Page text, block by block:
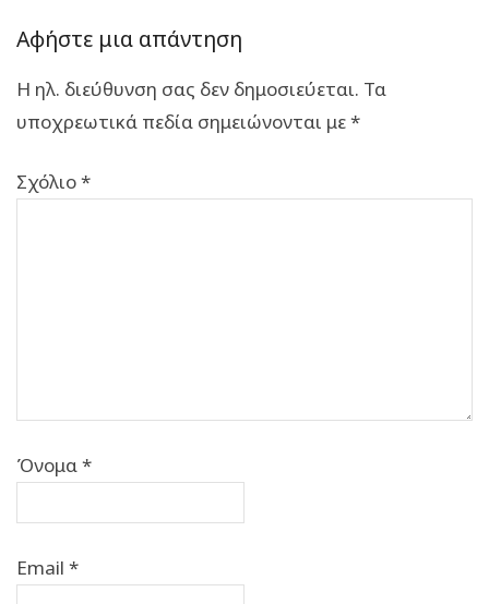
Αφήστε μια απάντηση
Η ηλ. διεύθυνση σας δεν δημοσιεύεται. Τα
υποχρεωτικά πεδία σημειώνονται με*
Σχόλιο*
Όνομα*
Email *